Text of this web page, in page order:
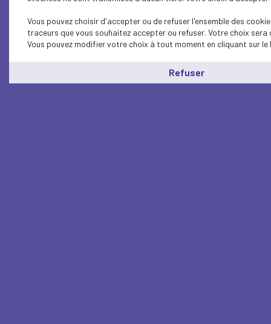
Vous pouvez choisir d'accepter ou de refuser l'ensemble des
traceurs que vous souhaitez accepter ou refuser. Votre choix
Vous pouvez modifier votre choix à tout moment en cliquant sur le
Refuser